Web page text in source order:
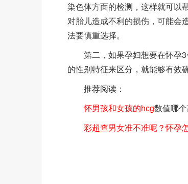
染色体方面的检测，这样就可以
对胎儿造成不利的损伤，可能会
法要慎重选择。
第二，如果孕妇想要在怀孕3
的性别特征来区分，就能够有效
推荐阅读：
怀男孩和女孩的hcg数值哪
彩超查男女准不准呢？怀孕